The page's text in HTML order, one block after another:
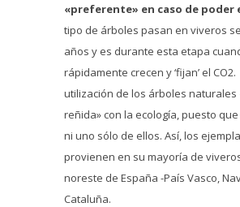
«preferente» en caso de poder
tipo de árboles pasan en viveros
años y es durante esta etapa
rápidamente crecen y ‘fijan’ el
utilización de los árboles naturales
reñida» con la ecología, puesto
ni uno sólo de ellos. Así, los
provienen en su mayoría de
noreste de España -País Vasco,
Cataluña.